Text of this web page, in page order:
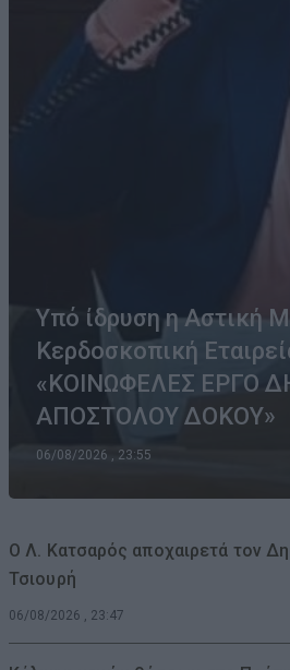
Υπό ίδρυση η Αστική
Κερδοσκοπική
«ΚΟΙΝΩΦΕΛΕΣ ΕΡΓΟ
ΑΠΟΣΤΟΛΟΥ ΔΟΚΟΥ»
06/08/2026 , 23:55
Ο Λ. Κατσαρός αποχαιρετά τον
Τσιουρή
06/08/2026 , 23:47